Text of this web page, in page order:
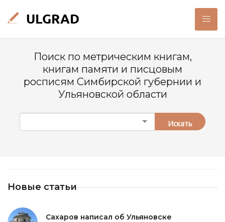
Поиск по метрическим книгам,
книгам памяти и писцовым
росписям Симбирской губернии и
Ульяновской области
Искать
Новые статьи
Сахаров написал об Ульяновске